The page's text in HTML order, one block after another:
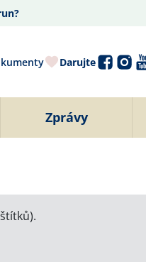
Darujte
Zprávy